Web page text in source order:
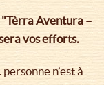
Aventura –
vos efforts.
n’est à